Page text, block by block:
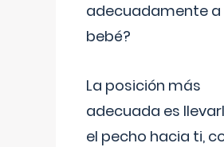
adecuadamente a
bebé?
La posición más
adecuada es
el pecho hacia ti,